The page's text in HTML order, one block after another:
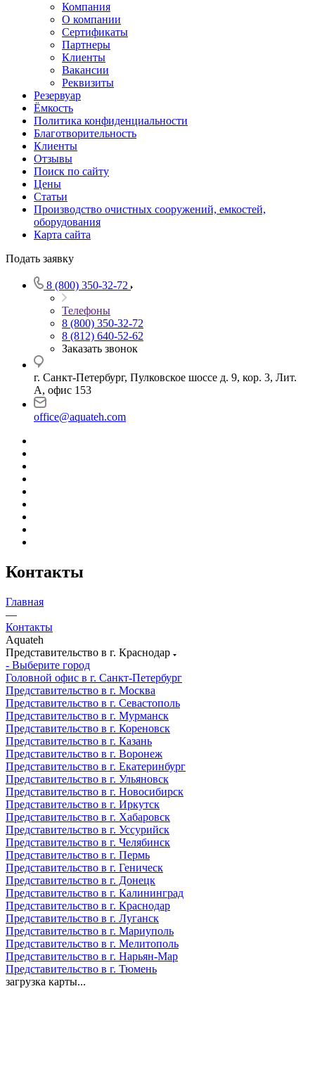
Компания
О компании
Сертификаты
Партнеры
Клиенты
Вакансии
Реквизиты
Резервуар
Ёмкость
Политика конфиденциальности
Благотворительность
Клиенты
Отзывы
Поиск по сайту
Цены
Статьи
Производство очистных сооружений, емкостей,
оборудования
Карта сайта
Подать заявку
8 (800) 350-32-72
Телефоны
8 (800) 350-32-72
8 (812) 640-52-62
Заказать звонок
г. Санкт-Петербург, Пулковское шоссе д. 9, кор. 3, Лит.
А, офис 153
office@aquateh.com
Контакты
Главная
—
Контакты
Aquateh
Представительство в г. Краснодар
- Выберите город
Головной офис в г. Санкт-Петербург
Представительство в г. Москва
Представительство в г. Севастополь
Представительство в г. Мурманск
Представительство в г. Кореновск
Представительство в г. Казань
Представительство в г. Воронеж
Представительство в г. Екатеринбург
Представительство в г. Ульяновск
Представительство в г. Новосибирск
Представительство в г. Иркутск
Представительство в г. Хабаровск
Представительство в г. Уссурийск
Представительство в г. Челябинск
Представительство в г. Пермь
Представительство в г. Геническ
Представительство в г. Донецк
Представительство в г. Калининград
Представительство в г. Краснодар
Представительство в г. Луганск
Представительство в г. Мариуполь
Представительство в г. Мелитополь
Представительство в г. Нарьян-Мар
Представительство в г. Тюмень
загрузка карты...